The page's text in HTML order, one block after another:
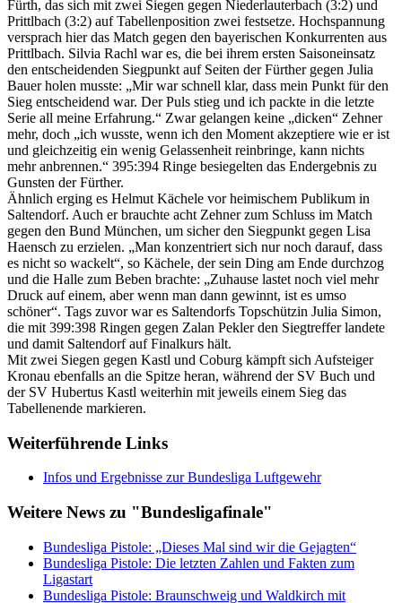
Fürth, das sich mit zwei Siegen gegen Niederlauterbach (3:2) und
Prittlbach (3:2) auf Tabellenposition zwei festsetze. Hochspannung
versprach hier das Match gegen den bayerischen Konkurrenten aus
Prittlbach. Silvia Rachl war es, die bei ihrem ersten Saisoneinsatz
den entscheidenden Siegpunkt auf Seiten der Fürther gegen Julia
Bauer holen musste: „Mir war schnell klar, dass mein Punkt für den
Sieg entscheidend war. Der Puls stieg und ich packte in die letzte
Serie all meine Erfahrung.“ Zwar gelangen keine „dicken“ Zehner
mehr, doch „ich wusste, wenn ich den Moment akzeptiere wie er ist
und gleichzeitig ein wenig Gelassenheit reinbringe, kann nichts
mehr anbrennen.“ 395:394 Ringe besiegelten das Endergebnis zu
Gunsten der Fürther.
Ähnlich erging es Helmut Kächele vor heimischem Publikum in
Saltendorf. Auch er brauchte acht Zehner zum Schluss im Match
gegen den Bund München, um sicher den Siegpunkt gegen Lisa
Haensch zu erzielen. „Man konzentriert sich nur noch darauf, dass
es nicht so wackelt“, so Kächele, der sein Ding am Ende durchzog
und die Halle zum Beben brachte: „Zuhause lastet noch viel mehr
Druck auf einem, aber wenn man dann gewinnt, ist es umso
schöner“. Tags zuvor war es Saltendorfs Topschützin Julia Simon,
die mit 399:398 Ringen gegen Zalan Pekler den Siegtreffer landete
und damit Saltendorf auf Finalkurs hält.
Mit zwei Siegen gegen Kastl und Coburg kämpft sich Aufsteiger
Kronau ebenfalls an die Spitze heran, während der SV Buch und
der SV Hubertus Kastl weiterhin mit jeweils einem Sieg das
Tabellenende markieren.
Weiterführende Links
Infos und Ergebnisse zur Bundesliga Luftgewehr
Weitere News zu "Bundesligafinale"
Bundesliga Pistole: „Dieses Mal sind wir die Gejagten“
Bundesliga Pistole: Die letzten Zahlen und Fakten zum
Ligastart
Bundesliga Pistole: Braunschweig und Waldkirch mit